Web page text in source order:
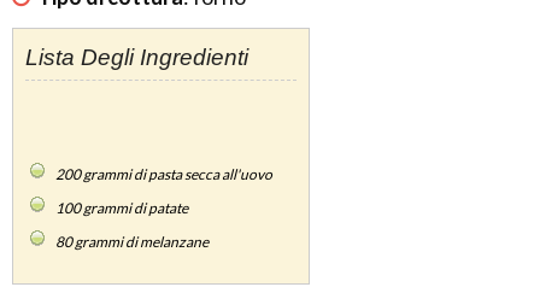
Lista Degli Ingredienti
200grammi di pasta secca all'uovo
100grammi di patate
80grammi di melanzane